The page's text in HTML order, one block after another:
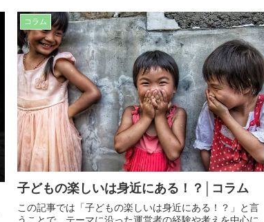
コラム
子どもの楽しいは身近にある！？│コラム
この記事では「子どもの楽しいは身近にある！？」と言